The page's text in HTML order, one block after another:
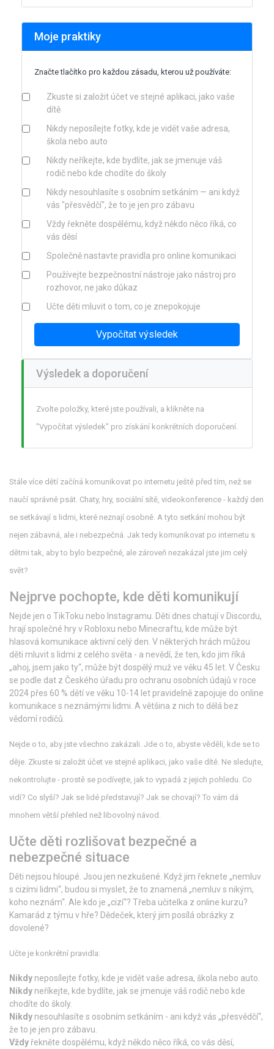
Moje praktiky
Značte tlačítko pro každou zásadu, kterou už používáte:
Zkuste si založit účet ve stejné aplikaci, jako vaše
dítě
Nikdy neposílejte fotky, kde je vidět vaše adresa,
škola nebo auto
Nikdy neříkejte, kde bydlíte, jak se jmenuje váš
rodič nebo kde chodíte do školy
Nikdy nesouhlasíte s osobním setkáním — ani když
vás "přesvědčí", že to je jen pro zábavu
Vždy řekněte dospělému, když někdo něco říká, co
vás děsí
Společně nastavte pravidla pro online komunikaci
Používejte bezpečnostní nástroje jako nástroj pro
rozhovor, ne jako důkaz
Učte děti mluvit o tom, co je znepokojuje
Vypočítat výsledek
Výsledek a doporučení
Zvolte položky, které jste používali, a klikněte na
"Vypočítat výsledek" pro získání konkrétních doporučení.
Stále více dětí začíná komunikovat po internetu ještě před tím, než se
naučí správně psát. Chaty, hry, sociální sítě, videokonference - každý den
se setkávají s lidmi, které neznají osobně. A tyto setkání mohou být
nejen zábavná, ale i nebezpečná. Jak tedy komunikovat po internetu s
dětmi tak, aby to bylo bezpečné, ale zároveň nezakázal jste jim celý
svět?
Nejprve pochopte, kde děti komunikují
Nejde jen o TikToku nebo Instagramu. Děti dnes chatují v Discordu,
hrají společné hry v Robloxu nebo Minecraftu, kde může být
hlasová komunikace aktivní celý den. V některých hrách můžou
děti mluvit s lidmi z celého světa - a nevědí, že ten, kdo jim říká
„ahoj, jsem jako ty“, může být dospělý muž ve věku 45 let. V Česku
se podle dat z Českého úřadu pro ochranu osobních údajů v roce
2024 přes 60 % dětí ve věku 10-14 let pravidelně zapojuje do online
komunikace s neznámými lidmi. A většina z nich to dělá bez
vědomí rodičů.
Nejde o to, aby jste všechno zakázali. Jde o to, abyste věděli, kde se to
děje. Zkuste si založit účet ve stejné aplikaci, jako vaše dítě. Ne sledujte,
nekontrolujte - prostě se podívejte, jak to vypadá z jejich pohledu. Co
vidí? Co slyší? Jak se lidé představují? Jak se chovají? To vám dá
mnohem větší přehled než libovolný návod.
Učte děti rozlišovat bezpečné a
nebezpečné situace
Děti nejsou hloupé. Jsou jen nezkušené. Když jim řeknete „nemluv
s cizími lidmi“, budou si myslet, že to znamená „nemluv s nikým,
koho neznám“. Ale kdo je „cizí“? Třeba učitelka z online kurzu?
Kamarád z týmu v hře? Dědeček, který jim posílá obrázky z
dovolené?
Učte je konkrétní pravidla:
Nikdy neposílejte fotky, kde je vidět vaše adresa, škola nebo auto.
Nikdy neříkejte, kde bydlíte, jak se jmenuje váš rodič nebo kde
chodíte do školy.
Nikdy nesouhlasíte s osobním setkáním - ani když vás „přesvědčí“,
že to je jen pro zábavu.
Vždy řekněte dospělému, když někdo něco říká, co vás děsí,